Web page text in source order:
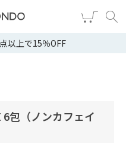
以上で15％OFF
（ノンカフェイ
ログイン